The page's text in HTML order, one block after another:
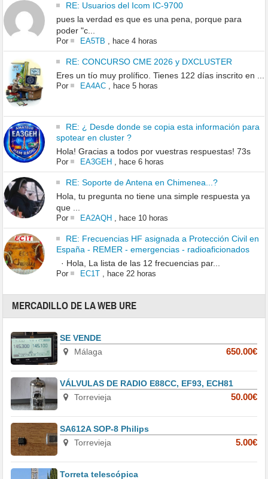
RE: Usuarios del Icom IC-9700
pues la verdad es que es una pena, porque para
poder "c...
Por EA5TB , hace 4 horas
RE: CONCURSO CME 2026 y DXCLUSTER
Eres un tío muy prolífico. Tienes 122 días inscrito en ...
Por EA4AC, hace 5 horas
RE: ¿ Desde donde se copia esta información para
spotear en cluster ?
Hola! Gracias a todos por vuestras respuestas! 73s
Por EA3GEH , hace 6 horas
RE: Soporte de Antena en Chimenea...?
Hola, tu pregunta no tiene una simple respuesta ya
que ...
Por EA2AQH , hace 10 horas
RE: Frecuencias HF asignada a Protección Civil en
España - REMER - emergencias - radioaficionados
· Hola, La lista de las 12 frecuencias par...
Por EC1T, hace 22 horas
MERCADILLO DE LA WEB URE
SE VENDE
Málaga
650.00€
VÁLVULAS DE RADIO E88CC, EF93, ECH81
Torrevieja
50.00€
SA612A SOP-8 Philips
Torrevieja
5.00€
Torreta telescópica